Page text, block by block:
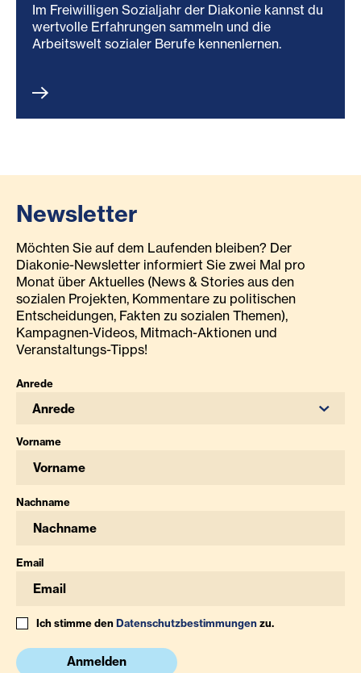
Im Freiwilligen Sozialjahr der Diakonie kannst du
wertvolle Erfahrungen sammeln und die
Arbeitswelt sozialer Berufe kennenlernen.
Newsletter
Möchten Sie auf dem Laufenden bleiben? Der
Diakonie-Newsletter informiert Sie zwei Mal pro
Monat über Aktuelles (News & Stories aus den
sozialen Projekten, Kommentare zu politischen
Entscheidungen, Fakten zu sozialen Themen),
Kampagnen-Videos, Mitmach-Aktionen und
Veranstaltungs-Tipps!
Anrede
Anrede
Vorname
Nachname
Email
Ich stimme denDatenschutzbestimmungenzu.
Anmelden